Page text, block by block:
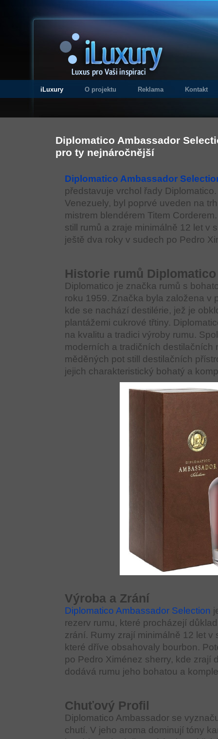
iLuxury O projektu Reklama Kontakt
Diplomatico Ambassador
pro ty nejnáročnější
Diplomatico Ambassador
představuje vrchol řady
Venezuely, byl poprvé uveden na
mistrem blendérem Titem
still rumů a zraje minimálně 12 let v
ještě dva roky v sudech po Pedro
Historie rumů Diplomatico
Diplomatico je značka rumů s
roku 1959. Značka byla založena v
kde se nachází destilérie, jež je
plantážemi cukrové třtiny.
na kvalitu a tradici výroby rumu.
moderních a tradičních destilačních
měděných pot still destilačních
jejich charakteristický bohatý a
Výroba a Zrání
Diplomatico Ambassador Selection
rezerv rumu, které procházejí
zrání. Rumy zrají minimálně 12 let
které dříve obsahovaly bourbon.
po Pedro Ximénez sherry, kde zrají
dodává rumu jeho bohatou a
Chuťový Profil
Diplomatico Ambassador se
chutí. V jeho aroma dominují tóny